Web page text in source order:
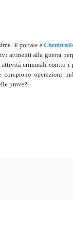
Il portale è
attinenti alla guerra
attività criminali contro i
compiono operazioni
prove?